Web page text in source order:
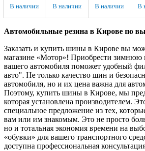
R21
В наличии В наличии В наличии В
Автомобильные резина в Кирове по
Заказать и купить шины в Кирове вы
магазине «Мотор»! Приобрести зимнюю
вашего автомобиля поможет удобный
авто". Не только качество шин и
автомобиля, но и их цена важна для
Поэтому, купить шины в Кирове, мы
которая установлена производителем.
специальное предложение из тех,
вам или им знакомым. Это не просто
но и тотальная экономия времени на
«обувки» для вашего транспортного
доступна профессиональная